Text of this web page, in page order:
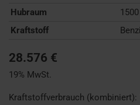
Hubraum
Kraftstoff
28.576 €
19% MwSt.
Kraftstoffverbrauch (kombiniert):